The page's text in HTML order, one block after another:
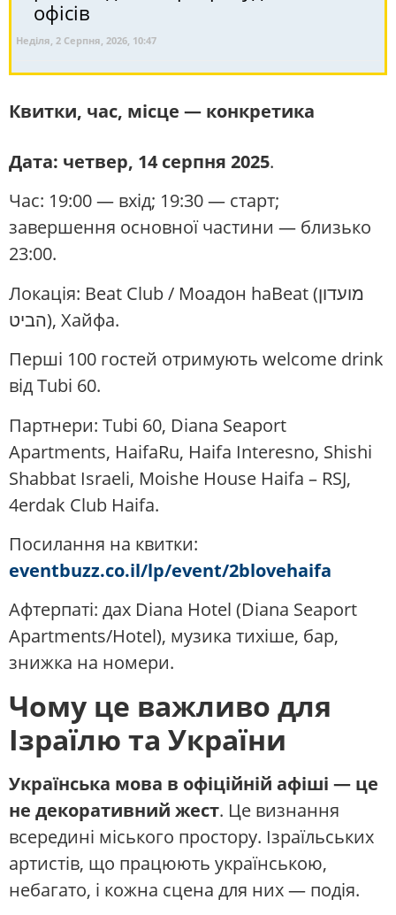
офісів
Неділя, 2 Серпня, 2026, 10:47
Квитки, час, місце — конкретика
Дата: четвер, 14 серпня 2025.
Час: 19:00 — вхід; 19:30 — старт;
завершення основної частини — близько
23:00.
Локація: Beat Club / Моадон haBeat (מועדון
הביט), Хайфа.
Перші 100 гостей отримують welcome drink
від Tubi 60.
Партнери: Tubi 60, Diana Seaport
Apartments, HaifaRu, Haifa Interesno, Shishi
Shabbat Israeli, Moishe House Haifa – RSJ,
4erdak Club Haifa.
Посилання на квитки:
eventbuzz.co.il/lp/event/2blovehaifa
Афтерпаті: дах Diana Hotel (Diana Seaport
Apartments/Hotel), музика тихіше, бар,
знижка на номери.
Чому це важливо для
Ізраїлю та України
Українська мова в офіційній афіші — це
не декоративний жест. Це визнання
всередині міського простору. Ізраїльських
артистів, що працюють українською,
небагато, і кожна сцена для них — подія.